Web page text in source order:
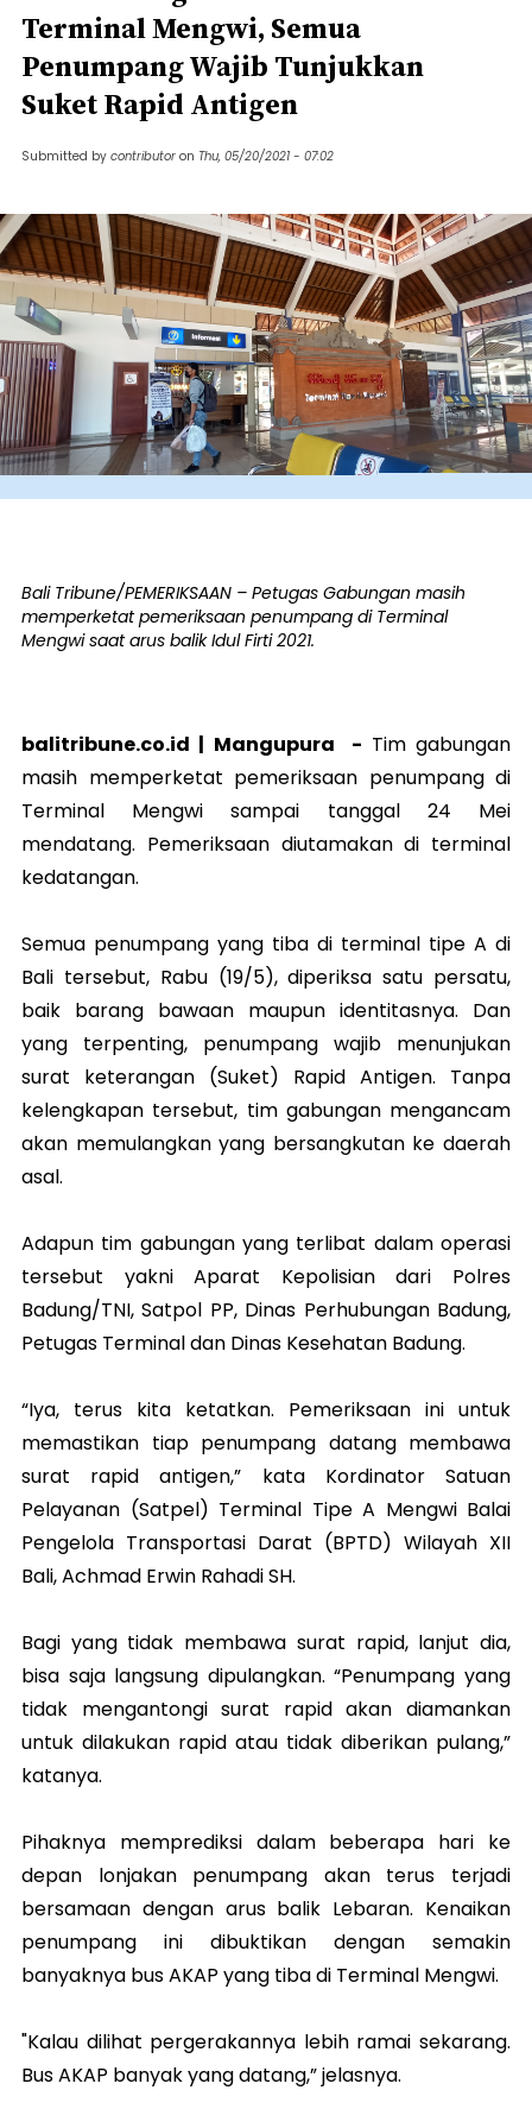
Terminal Mengwi, Semua
Penumpang Wajib Tunjukkan
Suket Rapid Antigen
Submitted by contributor on Thu, 05/20/2021 - 07:02
Bali Tribune/PEMERIKSAAN – Petugas Gabungan masih
memperketat pemeriksaan penumpang di Terminal
Mengwi saat arus balik Idul Firti 2021.
balitribune.co.id | Mangupura - Tim gabungan
masih memperketat pemeriksaan penumpang di
Terminal Mengwi sampai tanggal 24 Mei
mendatang. Pemeriksaan diutamakan di terminal
kedatangan.
Semua penumpang yang tiba di terminal tipe A di
Bali tersebut, Rabu (19/5), diperiksa satu persatu,
baik barang bawaan maupun identitasnya. Dan
yang terpenting, penumpang wajib menunjukan
surat keterangan (Suket) Rapid Antigen. Tanpa
kelengkapan tersebut, tim gabungan mengancam
akan memulangkan yang bersangkutan ke daerah
asal.
Adapun tim gabungan yang terlibat dalam operasi
tersebut yakni Aparat Kepolisian dari Polres
Badung/TNI, Satpol PP, Dinas Perhubungan Badung,
Petugas Terminal dan Dinas Kesehatan Badung.
“Iya, terus kita ketatkan. Pemeriksaan ini untuk
memastikan tiap penumpang datang membawa
surat rapid antigen,” kata Kordinator Satuan
Pelayanan (Satpel) Terminal Tipe A Mengwi Balai
Pengelola Transportasi Darat (BPTD) Wilayah XII
Bali, Achmad Erwin Rahadi SH.
Bagi yang tidak membawa surat rapid, lanjut dia,
bisa saja langsung dipulangkan. “Penumpang yang
tidak mengantongi surat rapid akan diamankan
untuk dilakukan rapid atau tidak diberikan pulang,”
katanya.
Pihaknya memprediksi dalam beberapa hari ke
depan lonjakan penumpang akan terus terjadi
bersamaan dengan arus balik Lebaran. Kenaikan
penumpang ini dibuktikan dengan semakin
banyaknya bus AKAP yang tiba di Terminal Mengwi.
"Kalau dilihat pergerakannya lebih ramai sekarang.
Bus AKAP banyak yang datang,” jelasnya.